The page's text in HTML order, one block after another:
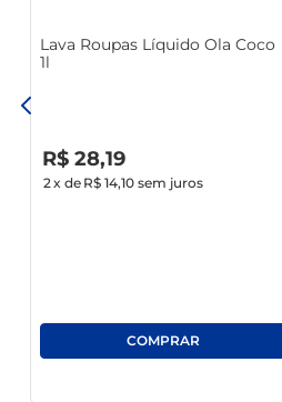
Lava Roupas Líquido Ola Coco
1l
R$ 28,19
2x de R$ 14,10 sem juros